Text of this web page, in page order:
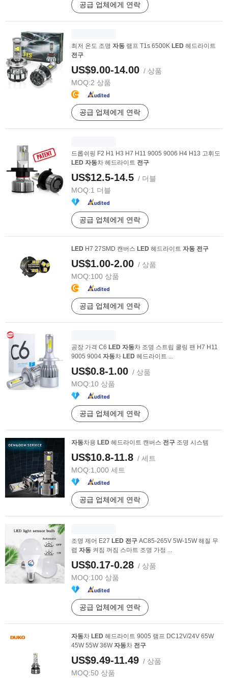
공급 업체에게 연락
최저 온도 조명 자동 램프 T1s 6500K LED 헤드라이트
전구
US$9.00-14.00 / 상품
MOQ:2 상품
공급 업체에게 연락
드롭쉬핑 F2 H1 H3 H7 H11 9005 9006 H4 H13 고휘도
LED 자동차 헤드라이트 전구
US$12.5-14.5 / 더블
MOQ:1 더블
공급 업체에게 연락
LED H7 27SMD 캔버스 LED 헤드라이트 자동 전구
US$1.00-2.00 / 상품
MOQ:100 상품
공급 업체에게 연락
공장 가격 C6 LED 자동차 조명 스트립 쿨링 팬 H7 H11
9005 9004 자동차 LED 헤드라이트 ...
US$0.8-1.00 / 상품
MOQ:10 상품
공급 업체에게 연락
자동차용 LED 헤드라이트 캔버스 전구 조명 시스템
US$10.8-11.8 / 세트
MOQ:1,000 세트
공급 업체에게 연락
조명 제어 E27 LED 전구 AC85-265V 5W-15W 해질 무
렵 자동 켜짐 꺼짐 스마트 조명 가정 ...
US$0.17-0.28 / 상품
MOQ:100 상품
공급 업체에게 연락
자동차 LED 헤드라이트 9005 램프 DC12V/24V 65W
45W 55W 36W자동차 전구
US$9.49-11.49 / 상품
MOQ:50 상품